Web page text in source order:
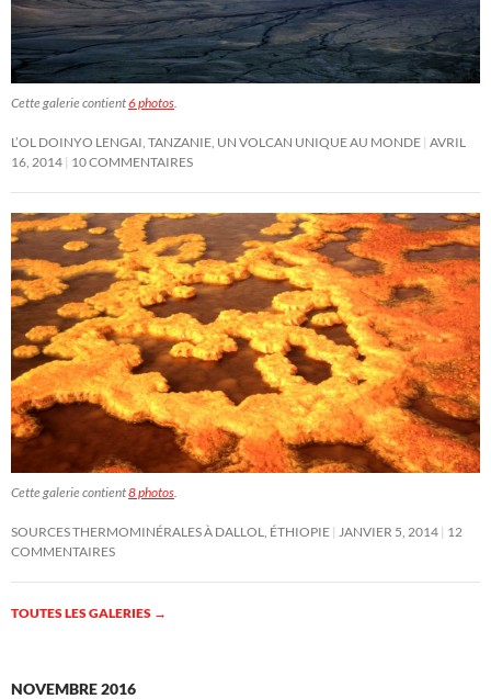
Cette galerie contient6 photos
L’OL DOINYO LENGAI, TANZANIE, UN VOLCAN UNIQUE AU MONDE AVRIL
16, 2014 10 COMMENTAIRES
Cette galerie contient8 photos
SOURCES THERMOMINÉRALES À DALLOL, ÉTHIOPIE JANVIER 5, 2014 12
COMMENTAIRES
TOUTES LES GALERIES →
NOVEMBRE 2016